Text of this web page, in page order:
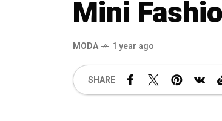
Mini
MODA 1 year ago
SHARE